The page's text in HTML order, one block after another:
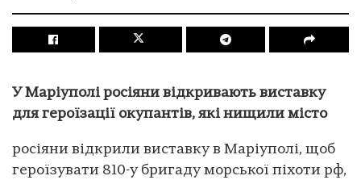
У Маріуполі росіяни відкривають виставку
для героїзації окупантів, які нищили місто
росіяни відкрили виставку в Маріуполі, щоб
героїзувати 810-у бригаду морської піхоти рф,